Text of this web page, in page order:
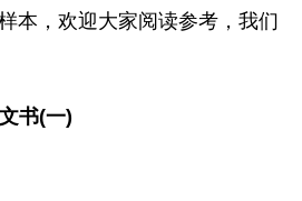
本，欢迎大家阅读参考，我们
书(一)